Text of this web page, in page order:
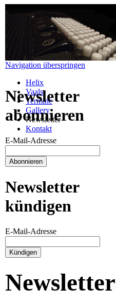
Navigation überspringen
Helix
Vaals
Termine
Gallery
Newsletter
Kontakt
Newsletter
abonnieren
E-Mail-Adresse
Newsletter
kündigen
E-Mail-Adresse